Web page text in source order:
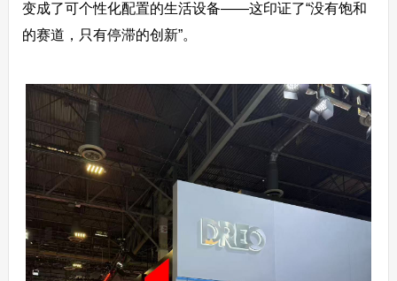
变成了可个性化配置的生活设备——这印证了“没有饱和
的赛道，只有停滞的创新”。